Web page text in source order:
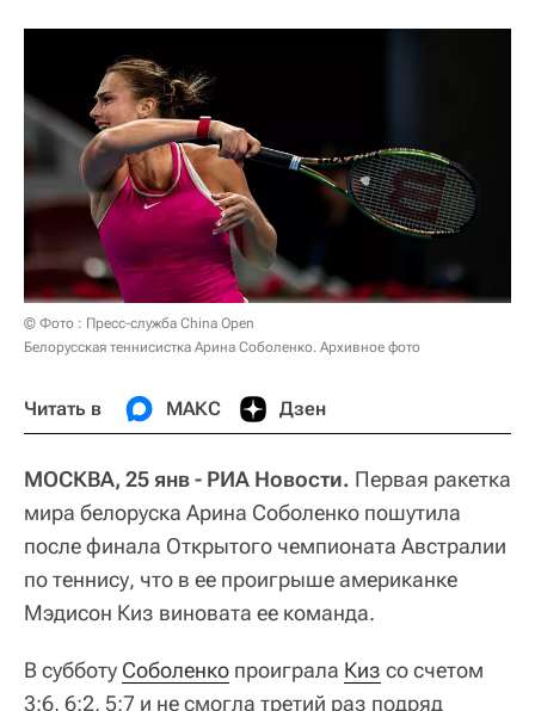
© Фото : Пресс-служба China Open
Белорусская теннисистка Арина Соболенко. Архивное фото
Читать в МАКС Дзен
МОСКВА, 25 янв - РИА Новости. Первая ракетка
мира белоруска Арина Соболенко пошутила
после финала Открытого чемпионата Австралии
по теннису, что в ее проигрыше американке
Мэдисон Киз виновата ее команда.
В субботу Соболенко проиграла Киз со счетом
3:6, 6:2, 5:7 и не смогла третий раз подряд